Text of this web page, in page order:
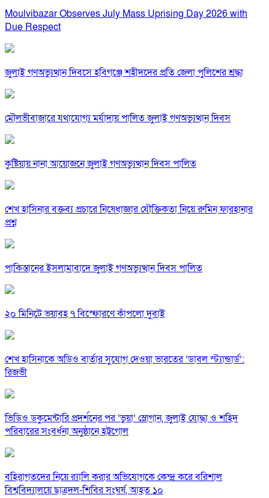
Moulvibazar Observes July Mass Uprising Day 2026 with
Due Respect
জুলাই গণঅভ্যুত্থান দিবসে হবিগঞ্জে শহীদদের প্রতি জেলা পুলিশের শ্রদ্ধা
মৌলভীবাজারে যথাযোগ্য মর্যাদায় পালিত জুলাই গণঅভ্যুত্থান দিবস
কুষ্টিয়ায় নানা আয়োজনে জুলাই গণঅভ্যুত্থান দিবস পালিত
শেখ হাসিনার বক্তব্য প্রচারে নিষেধাজ্ঞার যৌক্তিকতা নিয়ে রুমিন ফারহানার
প্রশ্ন
পাকিস্তানের ইসলামাবাদে জুলাই গণঅভ্যুত্থান দিবস পালিত
২০ মিনিটে ভয়াবহ ৭ বিস্ফোরণে কাঁপলো দুবাই
শেখ হাসিনাকে অডিও বার্তার সুযোগ দেওয়া ভারতের ‘ডাবল স্ট্যান্ডার্ড’:
রিজভী
ভিডিও ডকুমেন্টারি প্রদর্শনের পর ‘ভুয়া’ স্লোগান, জুলাই যোদ্ধা ও শহিদ
পরিবারের সংবর্ধনা অনুষ্ঠানে হট্টগোল
বহিরাগতদের নিয়ে র‍্যালি করার অভিযোগকে কেন্দ্র করে বরিশাল
বিশ্ববিদ্যালয়ে ছাত্রদল-শিবির সংঘর্ষ, আহত ১০